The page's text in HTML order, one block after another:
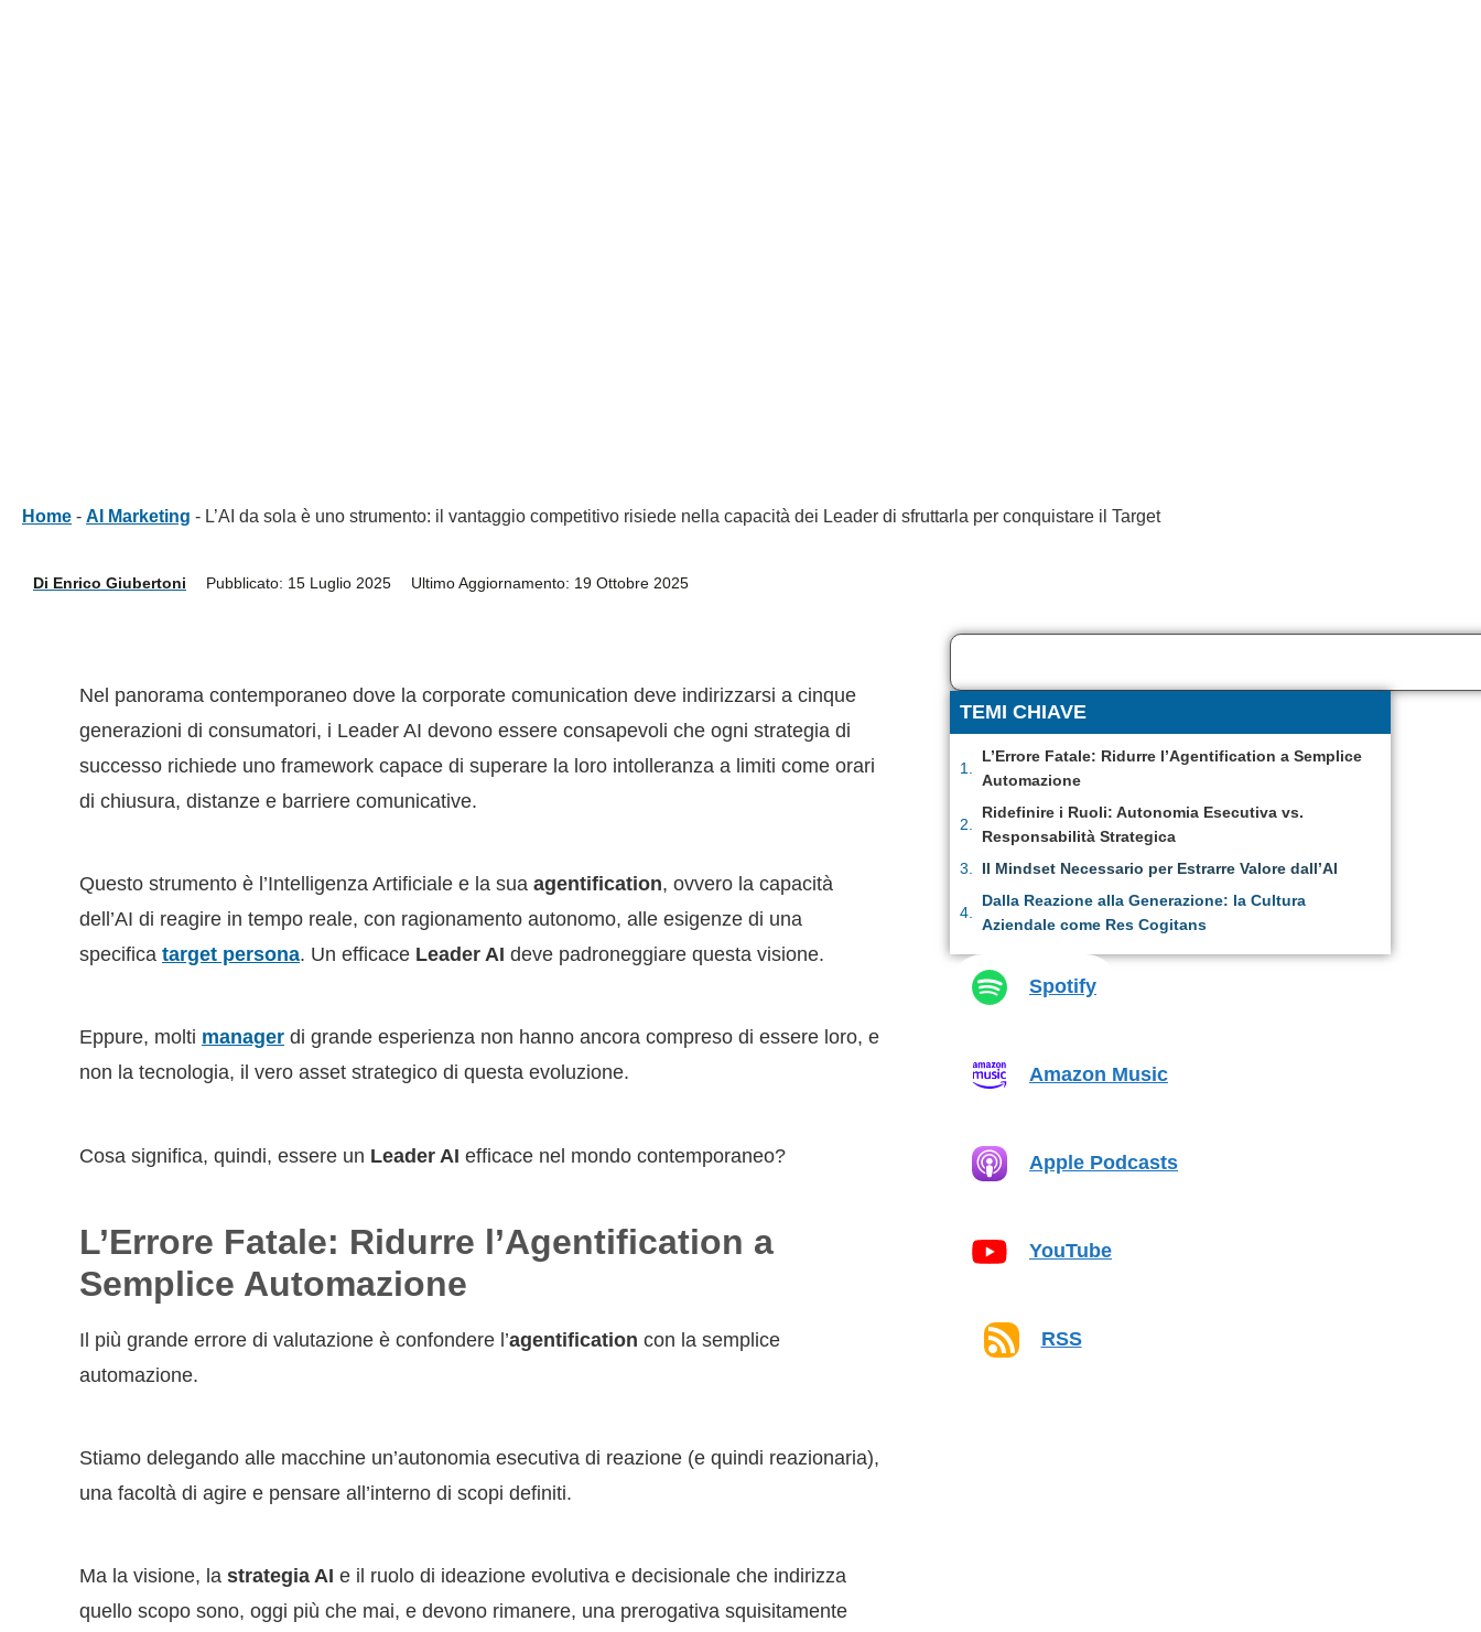
Home - AI Marketing - L’AI da sola è uno strumento: il vantaggio competitivo risiede nella capacità dei Leader di sfruttarla per conquistare il Target
Di Enrico Giubertoni Pubblicato: 15 Luglio 2025 Ultimo Aggiornamento: 19 Ottobre 2025
Nel panorama contemporaneo dove la corporate comunication deve indirizzarsi a cinque
generazioni di consumatori, i Leader AI devono essere consapevoli che ogni strategia di
successo richiede uno framework capace di superare la loro intolleranza a limiti come orari
di chiusura, distanze e barriere comunicative.
Questo strumento è l’Intelligenza Artificiale e la sua agentification, ovvero la capacità
dell’AI di reagire in tempo reale, con ragionamento autonomo, alle esigenze di una
specifica target persona. Un efficace Leader AI deve padroneggiare questa visione.
Eppure, molti manager di grande esperienza non hanno ancora compreso di essere loro, e
non la tecnologia, il vero asset strategico di questa evoluzione.
Cosa significa, quindi, essere un Leader AI efficace nel mondo contemporaneo?
L’Errore Fatale: Ridurre l’Agentification a
Semplice Automazione
Il più grande errore di valutazione è confondere l’agentification con la semplice
automazione.
Stiamo delegando alle macchine un’autonomia esecutiva di reazione (e quindi reazionaria),
una facoltà di agire e pensare all’interno di scopi definiti.
Ma la visione, la strategia AI e il ruolo di ideazione evolutiva e decisionale che indirizza
quello scopo sono, oggi più che mai, e devono rimanere, una prerogativa squisitamente
TEMI CHIAVE
L’Errore Fatale: Ridurre l’Agentification a Semplice
Automazione
Ridefinire i Ruoli: Autonomia Esecutiva vs.
Responsabilità Strategica
Il Mindset Necessario per Estrarre Valore dall’AI
Dalla Reazione alla Generazione: la Cultura
Aziendale come Res Cogitans
Spotify
Amazon Music
Apple Podcasts
YouTube
RSS